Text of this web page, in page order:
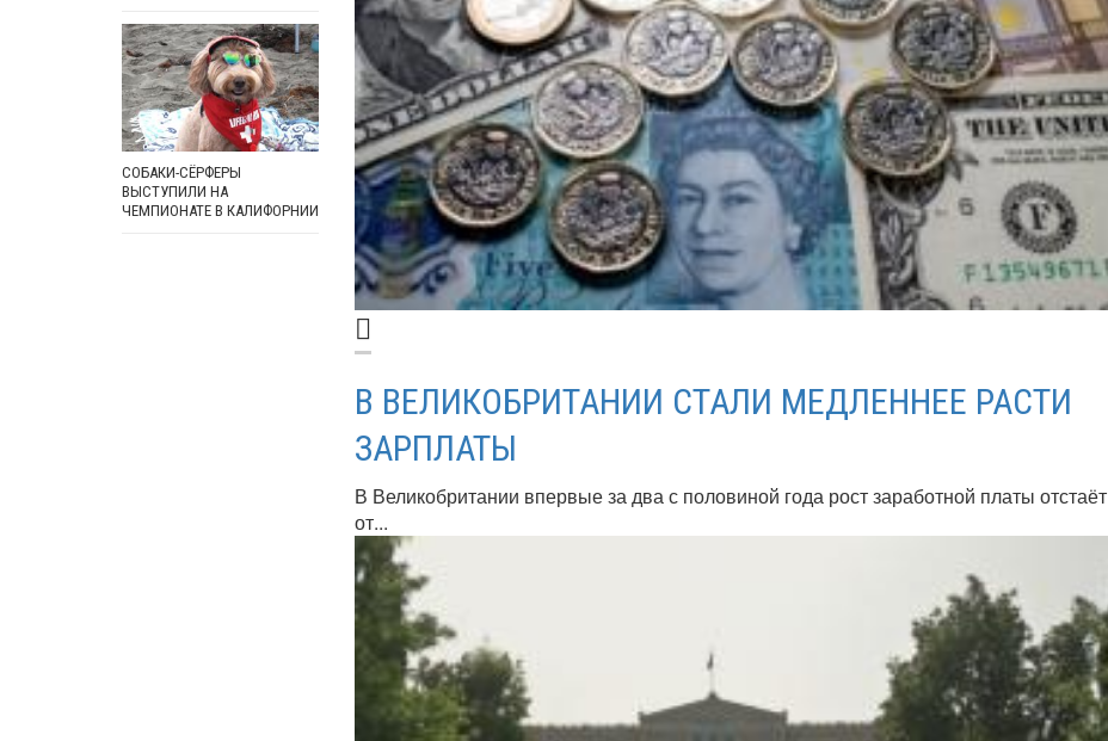
В ВЕЛИКОБРИТАНИИ СТАЛИ МЕДЛЕННЕЕ РАСТИ
ЗАРПЛАТЫ
В Великобритании впервые за два с половиной года рост заработной платы отстаёт
от...
СОБАКИ-СЁРФЕРЫ
ВЫСТУПИЛИ НА
ЧЕМПИОНАТЕ В КАЛИФОРНИИ